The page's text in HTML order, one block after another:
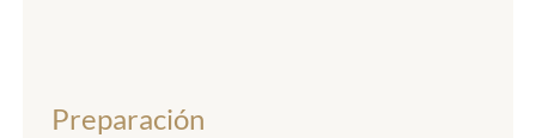
Preparación